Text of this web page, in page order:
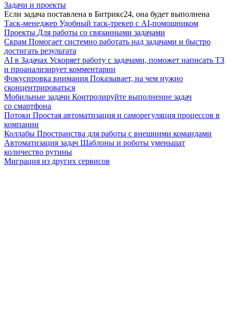
Задачи и проекты
Если задача поставлена в Битрикс24, она будет выполнена
Таск-менеджер Удобный таск-трекер с AI-помощником
Проекты Для работы со связанными задачами
Скрам Помогает системно работать над задачами и быстро
достигать результата
AI в Задачах Ускоряет работу с задачами, поможет написать ТЗ
и проанализирует комментарии
Фокусировка внимания Показывает, на чем нужно
сконцентрироваться
Мобильные задачи Контролируйте выполнение задач
со смартфона
Потоки Простая автоматизация и саморегуляция процессов в
компании
Коллабы Пространства для работы с внешними командами
Автоматизация задач Шаблоны и роботы уменьшат
количество рутины
Миграция из других сервисов